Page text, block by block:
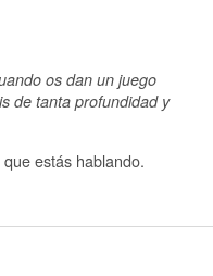
os dan un juego
de tanta profundidad y
estás hablando.